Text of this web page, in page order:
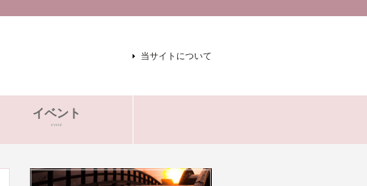
当サイトについて
イベント
event